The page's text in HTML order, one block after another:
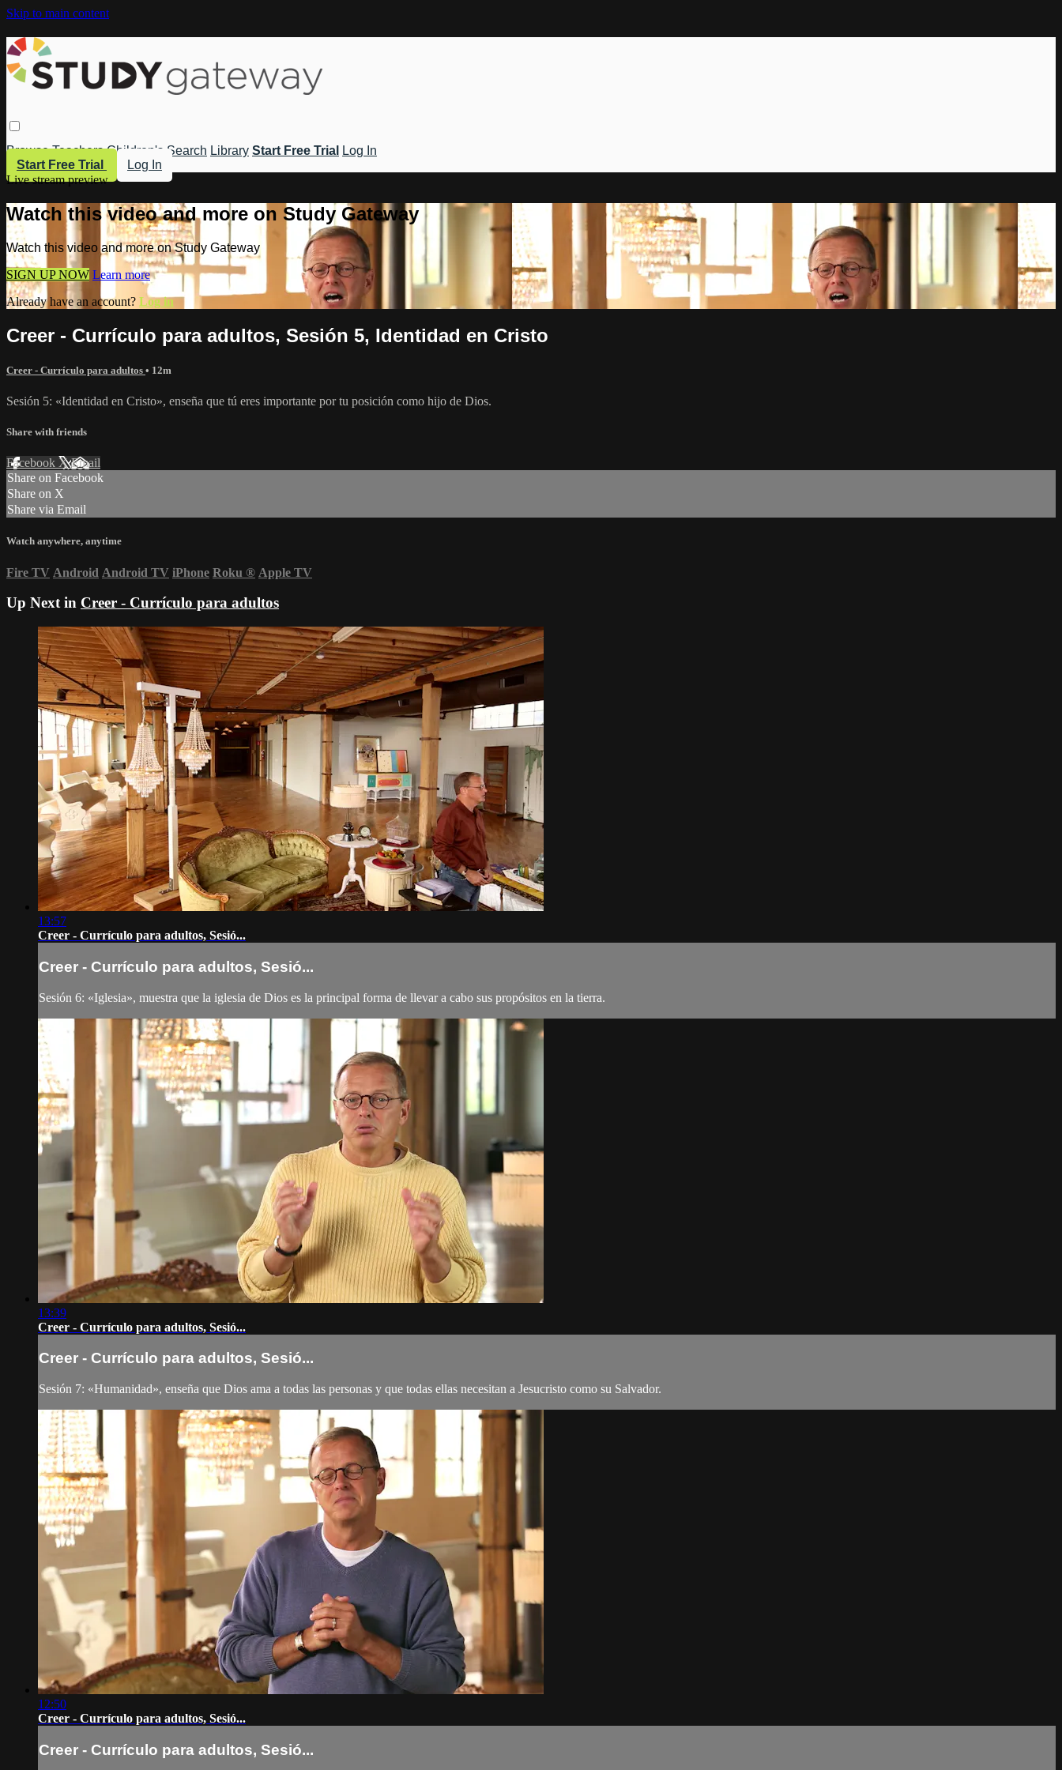
Skip to main content
Browse Teachers Children's Search Library Start Free Trial
Log In
Start Free Trial
Log In
Live stream preview
Watch this video and more on Study Gateway
Watch this video and more on Study Gateway
SIGN UP NOW Learn more
Already have an account? Log in
Creer - Currículo para adultos, Sesión 5, Identidad en Cristo
Creer - Currículo para adultos • 12m
Sesión 5: «Identidad en Cristo», enseña que tú eres importante por tu posición como hijo de Dios.
Share with friends
Facebook XEmail
Share on Facebook
Share on X
Share via Email
Watch anywhere, anytime
Fire TV Android Android TV iPhone Roku ® Apple TV
Up Next in Creer - Currículo para adultos
13:57
Creer - Currículo para adultos, Sesió...
Creer - Currículo para adultos, Sesió...
Sesión 6: «Iglesia», muestra que la iglesia de Dios es la principal forma de llevar a cabo sus propósitos en la tierra.
13:39
Creer - Currículo para adultos, Sesió...
Creer - Currículo para adultos, Sesió...
Sesión 7: «Humanidad», enseña que Dios ama a todas las personas y que todas ellas necesitan a Jesucristo como su Salvador.
12:50
Creer - Currículo para adultos, Sesió...
Creer - Currículo para adultos, Sesió...